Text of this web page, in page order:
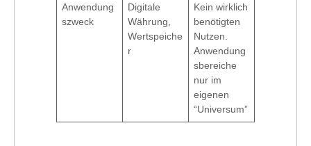
Anwendung
szweck
Digitale
Währung,
Wertspeiche
r
Kein wirklich
benötigten
Nutzen.
Anwendung
sbereiche
nur im
eigenen
“Universum”